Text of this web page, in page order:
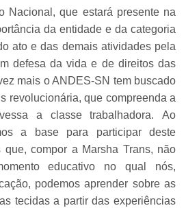
Nacional, que estará presente na
da entidade e da categoria
ato e das demais atividades pela
defesa da vida e de direitos das
mais o ANDES-SN tem buscado
revolucionária, que compreenda a
a classe trabalhadora. Ao
a base para participar deste
que, compor a Marsha Trans, não
educativo no qual nós,
podemos aprender sobre as
tecidas a partir das experiências